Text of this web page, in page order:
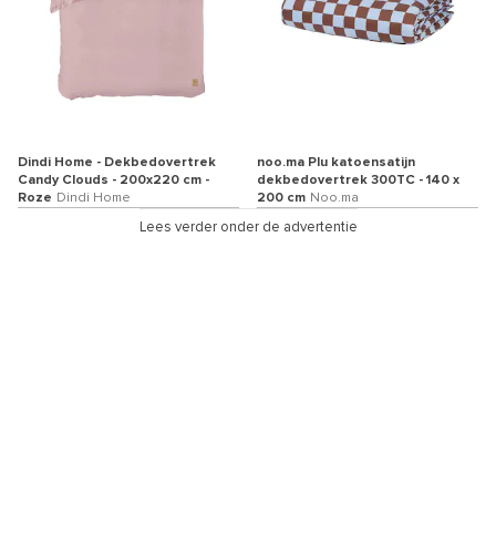
Dindi Home - Dekbedovertrek
Candy Clouds - 200x220 cm -
Roze Dindi Home
noo.ma Plu katoensatijn
dekbedovertrek 300TC - 140 x
200 cm Noo.ma
Lees verder onder de advertentie